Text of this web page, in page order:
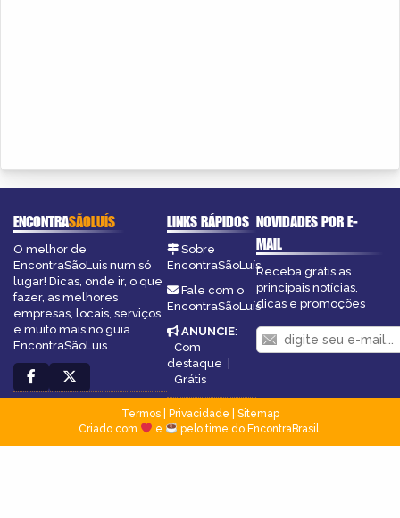
ENCONTRASÃOLUÍS
O melhor de
EncontraSãoLuis num só
lugar! Dicas, onde ir, o que
fazer, as melhores
empresas, locais, serviços
e muito mais no guia
EncontraSãoLuis.
LINKS RÁPIDOS
Sobre
EncontraSãoLuís
Fale com o
EncontraSãoLuís
ANUNCIE:
Com
destaque |
Grátis
NOVIDADES POR E-
MAIL
Receba grátis as
principais notícias,
dicas e promoções
Termos| Privacidade
Sitemap
Criado com
e pelo time do EncontraBrasil